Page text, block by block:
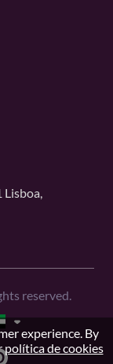
Lisboa,
reserved.
experience. By
política de cookies